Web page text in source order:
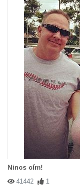
Nincs cím!
41442 1